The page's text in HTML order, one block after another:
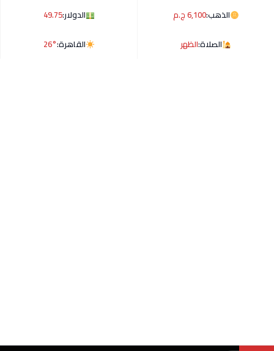
الذهب:6,100 ج.م الدولار:49.75
الصلاة:الظهر القاهرة:26°